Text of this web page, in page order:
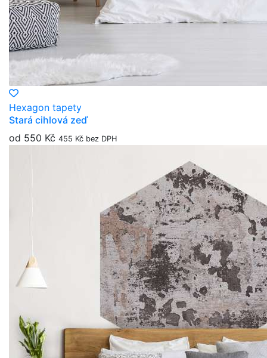
Hexagon tapety
Stará cihlová zeď
od 550 Kč 455 Kč bez DPH